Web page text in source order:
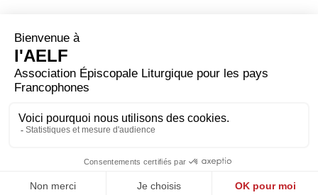
ORAISON
Dieu puissant de qui vient tout don parfait, enracine en
nos cœurs l'amour de ton nom ; resserre nos liens avec
nous avec sollicitude, pour protéger ce que tu as fait
grandir.